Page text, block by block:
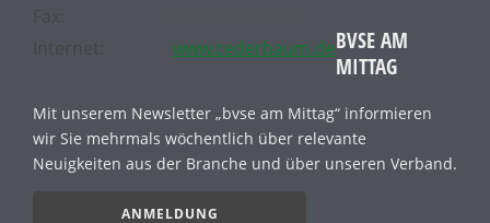
www.cederbaum.deBVSE AM
MITTAG
Mit unserem Newsletter „bvse am Mittag“ informieren
wir Sie mehrmals wöchentlich über relevante
Neuigkeiten aus der Branche und über unseren Verband.
ANMELDUNG